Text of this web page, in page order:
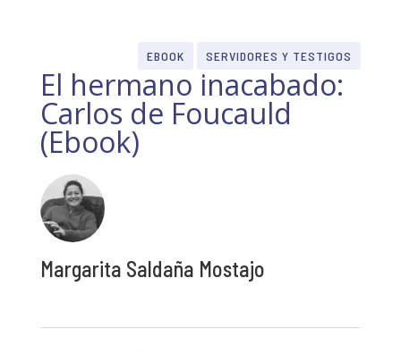
EBOOK SERVIDORES Y TESTIGOS
El hermano inacabado:
Carlos de Foucauld
(Ebook)
Margarita Saldaña Mostajo